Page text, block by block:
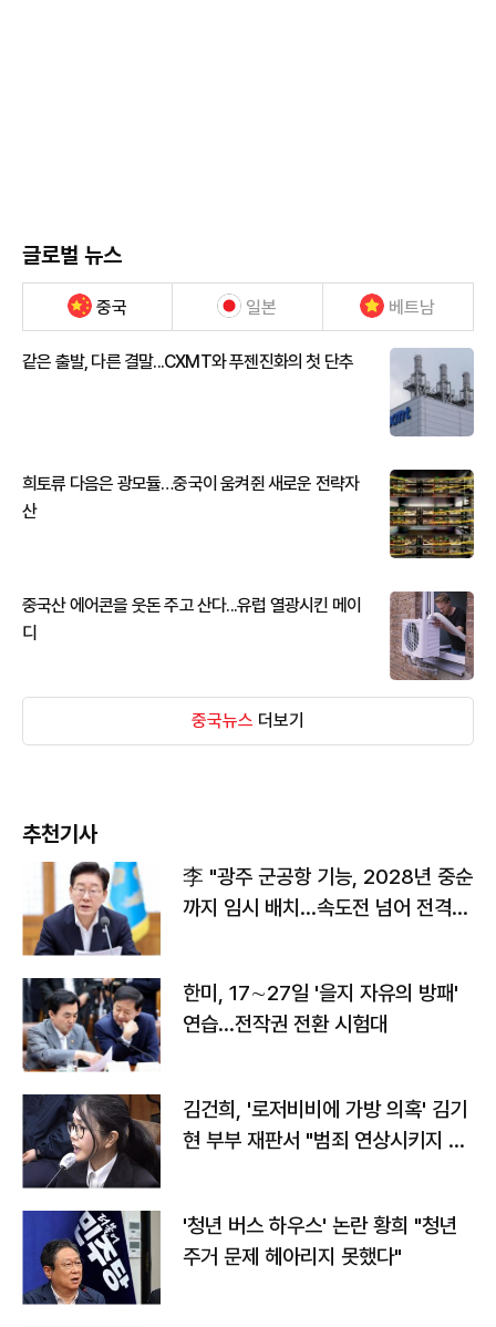
글로벌 뉴스
중국 일본 베트남
같은 출발, 다른 결말...CXMT와 푸젠진화의 첫 단추
희토류 다음은 광모듈…중국이 움켜쥔 새로운 전략자
산
중국산 에어콘을 웃돈 주고 산다...유럽 열광시킨 메이
디
중국뉴스 더보기
추천기사
李 "광주 군공항 기능, 2028년 중순
까지 임시 배치…속도전 넘어 전격
한미, 17∼27일 '을지 자유의 방패'
연습…전작권 전환 시험대
김건희, '로저비비에 가방 의혹' 김기
현 부부 재판서 "범죄 연상시키지 말
'청년 버스 하우스' 논란 황희 "청년
주거 문제 헤아리지 못했다"